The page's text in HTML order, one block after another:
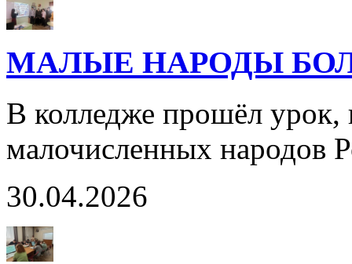
МАЛЫЕ НАРОДЫ
В колледже прошёл
малочисленных народов
30.04.2026